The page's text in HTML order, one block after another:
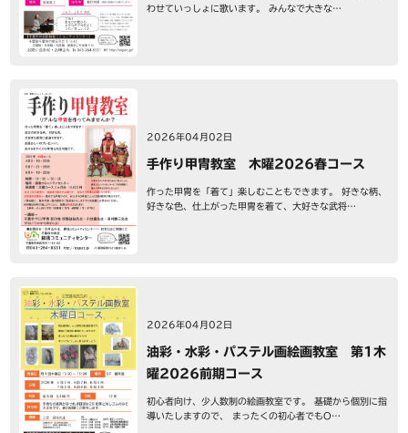
わせていっしょに歌います。 みんなで大きな…
2026年04月02日
手作り甲冑教室 木曜2026春コース
作った甲冑を「着て」楽しむこともできます。 好きな柄、
好きな色、仕上がった甲冑を着て、大好きな武将…
2026年04月02日
油彩・水彩・パステル画絵画教室 第1木
曜2026前期コース
初心者向け、少人数制の絵画教室です。 基礎から個別に指
導いたしますので、 まったくの初心者でもO…